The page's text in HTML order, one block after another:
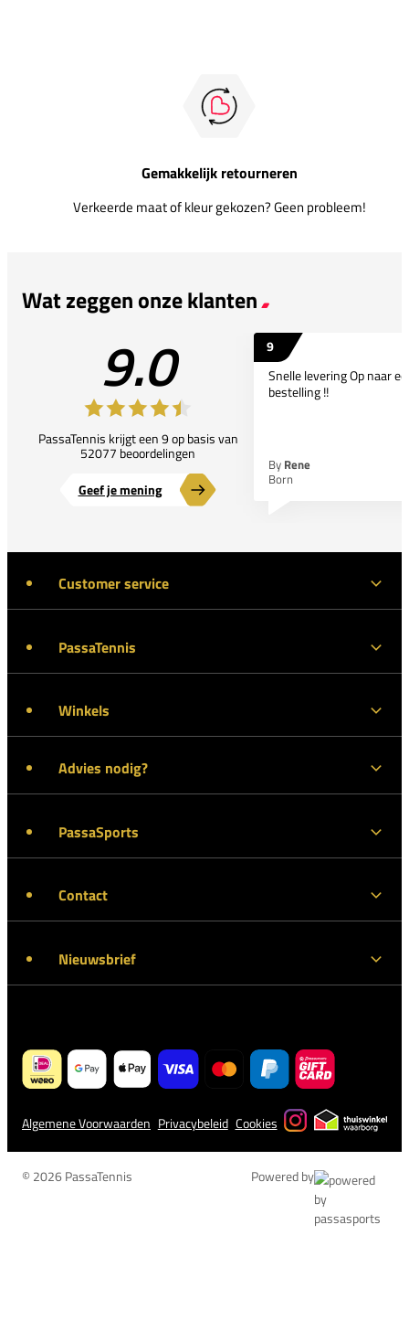
Gemakkelijk retourneren
Verkeerde maat of kleur gekozen? Geen probleem!
Wat zeggen onze klanten
9.0
PassaTennis krijgt een 9 op basis van
52077 beoordelingen
Geef je mening
9
Snelle levering Op naar
bestelling !!
By Rene
Born
Customer service
PassaTennis
Winkels
Advies nodig?
PassaSports
Contact
Nieuwsbrief
Algemene Voorwaarden Privacybeleid Cookies
© 2026 PassaTennis Powered by